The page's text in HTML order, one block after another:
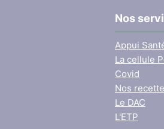
Nos
Appui
La cellule
Covid
Nos
Le DAC
L'ETP